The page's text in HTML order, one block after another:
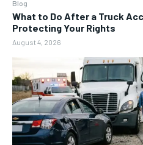
Blog
What to Do After a Truck
Protecting Your Rights
August 4, 2026